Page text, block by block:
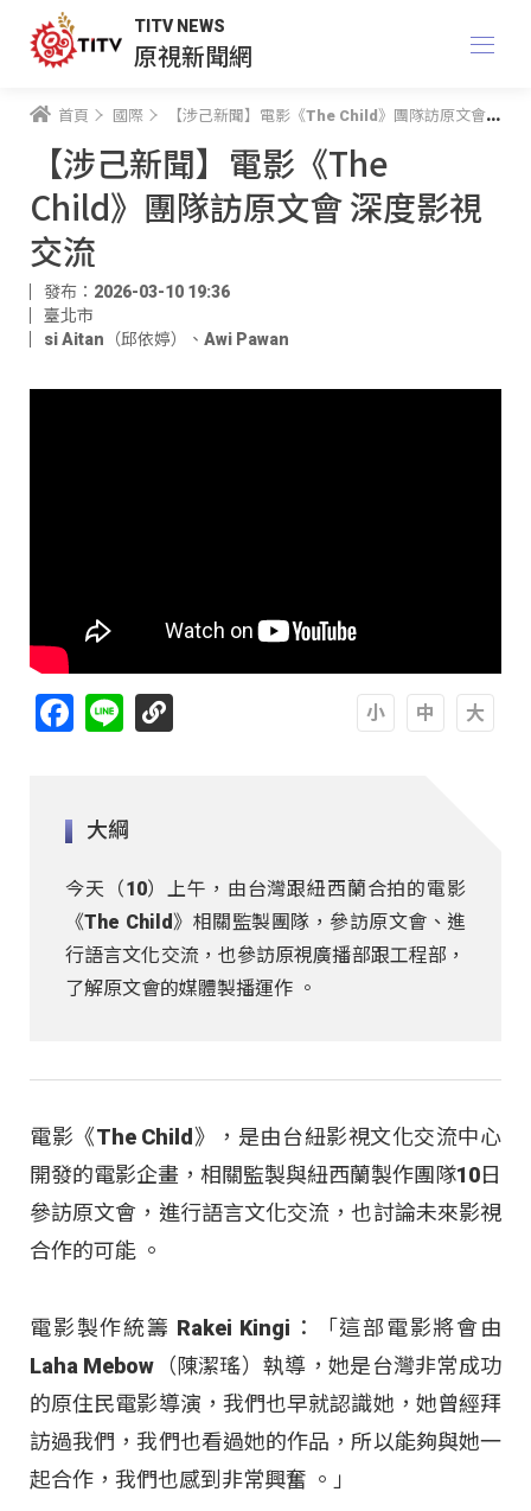
TITV NEWS
原視新聞網
首頁 國際 【涉己新聞】電影《The Child》團隊訪原文會 深度影視交流
【涉己新聞】電影《The
Child》團隊訪原文會 深度影視
交流
發布：2026-03-10 19:36
臺北市
si Aitan（邱依婷）
、 Awi Pawan
Facebook
Line
大綱
今天（10）上午，由台灣跟紐西蘭合拍的電影
《The Child》相關監製團隊，參訪原文會、進
行語言文化交流，也參訪原視廣播部跟工程部，
了解原文會的媒體製播運作 。
電影《The Child》，是由台紐影視文化交流中心
開發的電影企畫，相關監製與紐西蘭製作團隊10日
參訪原文會，進行語言文化交流，也討論未來影視
合作的可能 。
電影製作統籌 Rakei Kingi：「這部電影將會由
Laha Mebow（陳潔瑤）執導，她是台灣非常成功
的原住民電影導演，我們也早就認識她，她曾經拜
訪過我們，我們也看過她的作品，所以能夠與她一
起合作，我們也感到非常興奮 。」